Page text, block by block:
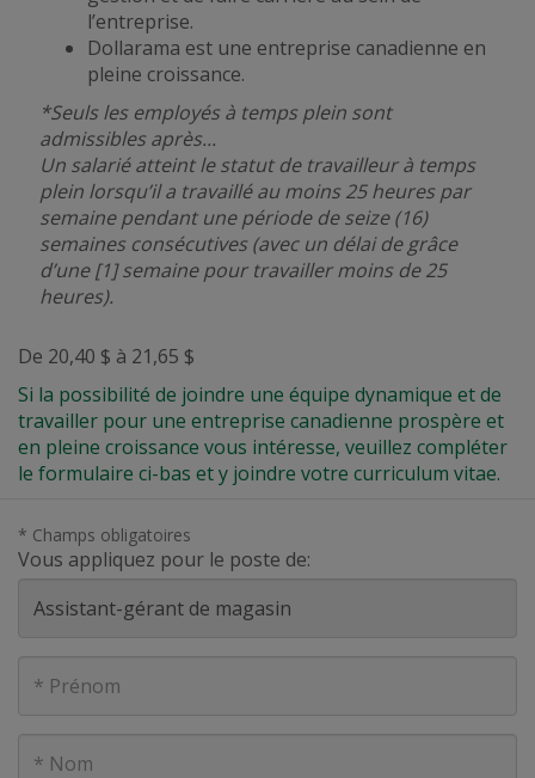
l’entreprise.
Dollarama est une entreprise canadienne en
pleine croissance.
*Seuls les employés à temps plein sont
admissibles après...
Un salarié atteint le statut de travailleur à temps
plein lorsqu’il a travaillé au moins 25 heures par
semaine pendant une période de seize (16)
semaines consécutives (avec un délai de grâce
d’une [1] semaine pour travailler moins de 25
heures).
De 20,40 $ à 21,65 $
Si la possibilité de joindre une équipe dynamique et de
travailler pour une entreprise canadienne prospère et
en pleine croissance vous intéresse, veuillez compléter
le formulaire ci-bas et y joindre votre curriculum vitae.
* Champs obligatoires
Vous appliquez pour le poste de: